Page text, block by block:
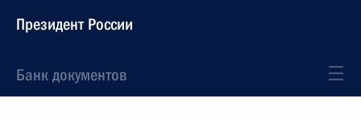
Президент России
Банк документов